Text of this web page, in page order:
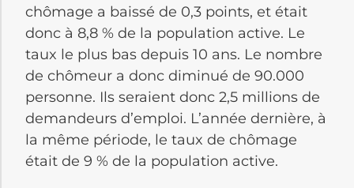
chômage a baissé de 0,3 points, et était
donc à 8,8 % de la population active. Le
taux le plus bas depuis 10 ans. Le nombre
de chômeur a donc diminué de 90.000
personne. Ils seraient donc 2,5 millions de
demandeurs d’emploi. L’année dernière, à
la même période, le taux de chômage
était de 9 % de la population active.